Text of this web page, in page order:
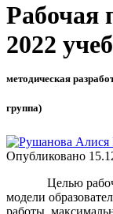
Рабочая
2022
методическая
группа)
Опубликовано
Целью рабочей
модели
работы,